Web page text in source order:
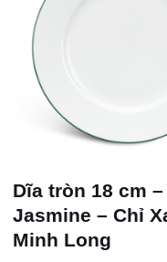
Dĩa tròn 18 cm –
Jasmine – Chỉ
Minh Long